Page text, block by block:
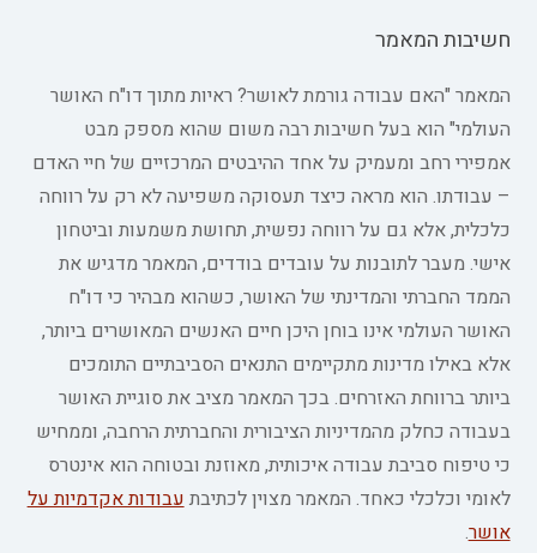
חשיבות המאמר
המאמר "האם עבודה גורמת לאושר? ראיות מתוך דו"ח האושר
העולמי" הוא בעל חשיבות רבה משום שהוא מספק מבט
אמפירי רחב ומעמיק על אחד ההיבטים המרכזיים של חיי האדם
– עבודתו. הוא מראה כיצד תעסוקה משפיעה לא רק על רווחה
כלכלית, אלא גם על רווחה נפשית, תחושת משמעות וביטחון
אישי. מעבר לתובנות על עובדים בודדים, המאמר מדגיש את
הממד החברתי והמדינתי של האושר, כשהוא מבהיר כי דו"ח
האושר העולמי אינו בוחן היכן חיים האנשים המאושרים ביותר,
אלא באילו מדינות מתקיימים התנאים הסביבתיים התומכים
ביותר ברווחת האזרחים. בכך המאמר מציב את סוגיית האושר
בעבודה כחלק מהמדיניות הציבורית והחברתית הרחבה, וממחיש
כי טיפוח סביבת עבודה איכותית, מאוזנת ובטוחה הוא אינטרס
לאומי וכלכלי כאחד. המאמר מצוין לכתיבתעבודות אקדמיות על
אושר.